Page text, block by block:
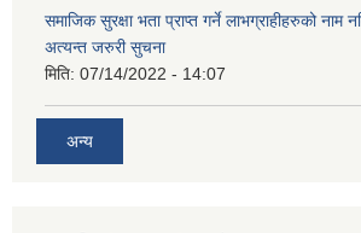
समाजिक सुरक्षा भता प्राप्त गर्ने लाभग्राहीहरुको नाम
अत्यन्त जरुरी सुचना
मिति: 07/14/2022 - 14:07
अन्य